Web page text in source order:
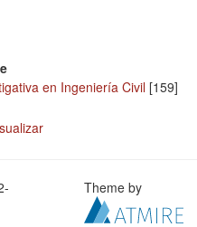
en Ingeniería Civil [159]
Theme by